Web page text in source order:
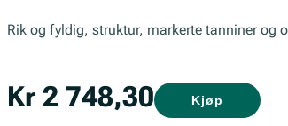
Rik og fyldig, struktur, markerte tanniner og
Kr 2 748,30 Kjøp